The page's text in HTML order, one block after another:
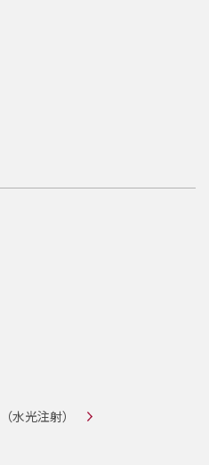
（水光注射）